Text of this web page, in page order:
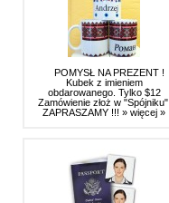
POMYSŁ NA PREZENT !
Kubek z imieniem
obdarowanego. Tylko $12
Zamówienie złoż w "Spójniku".
ZAPRASZAMY !!! » więcej »